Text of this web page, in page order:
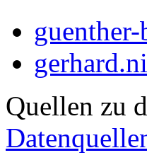
Quellen zu